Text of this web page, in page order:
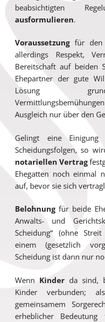
beabsichtigten
ausformulieren.
Voraussetzungfür den
allerdings Respekt,
Bereitschaft auf beiden
Ehepartner der gute
Lösung
Ausgleich nur über den
Gelingt eine
Scheidungsfolgen, so
notariellen Vertrag
Ehegatten noch einmal
auf, bevor sie sich
Belohnungfür beide
Anwalts- und
Scheidung“ (ohne
einem (gesetzlich
Scheidung ist dann nur
Wenn Kinderda sind,
Kinder verbunden;
gemeinsamem
erheblicher